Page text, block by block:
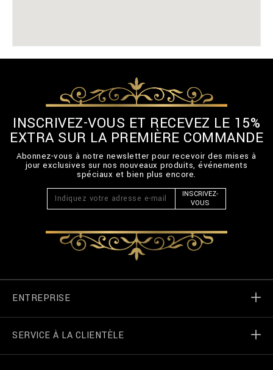
INSCRIVEZ-VOUS ET RECEVEZ LE 15%
EXTRA SUR LA PREMIÈRE COMMANDE
Abonnez-vous à notre newsletter pour recevoir des mises à
jour exclusives sur nos nouveaux produits, événements
spéciaux et bien plus encore.
INSCRIVEZ-
VOUS
ENTREPRISE
Monde de Billionaire
SERVICE À LA CLIENTÈLE